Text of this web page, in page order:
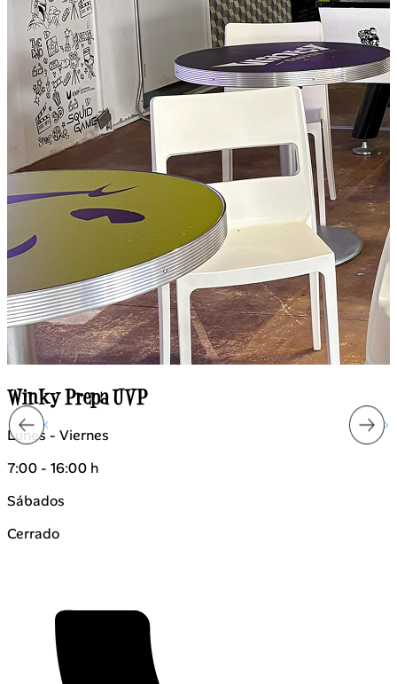
Winky UVM
Lunes - Viernes
8:00 - 17:00 h
Sábados
Cerrado